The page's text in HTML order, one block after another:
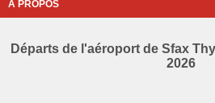
A PROPOS
Départs de l'aéroport de Sfax
2026